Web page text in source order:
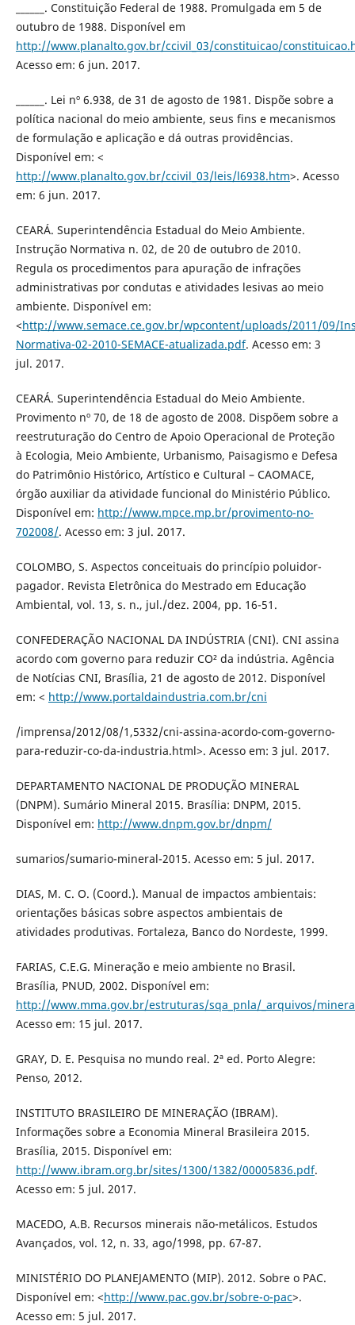
______. Constituição Federal de 1988. Promulgada em 5 de
outubro de 1988. Disponível em
http://www.planalto.gov.br/ccivil_03/constituicao/
Acesso em: 6 jun. 2017.
______. Lei nº 6.938, de 31 de agosto de 1981. Dispõe sobre a
política nacional do meio ambiente, seus fins e mecanismos
de formulação e aplicação e dá outras providências.
Disponível em: <
http://www.planalto.gov.br/ccivil_03/leis/l6938.htm>. Acesso
em: 6 jun. 2017.
CEARÁ. Superintendência Estadual do Meio Ambiente.
Instrução Normativa n. 02, de 20 de outubro de 2010.
Regula os procedimentos para apuração de infrações
administrativas por condutas e atividades lesivas ao meio
ambiente. Disponível em:
<http://www.semace.ce.gov.br/wpcontent/uploads/2011/09/
Normativa-02-2010-SEMACE-atualizada.pdf. Acesso em: 3
jul. 2017.
CEARÁ. Superintendência Estadual do Meio Ambiente.
Provimento nº 70, de 18 de agosto de 2008. Dispõem sobre a
reestruturação do Centro de Apoio Operacional de Proteção
à Ecologia, Meio Ambiente, Urbanismo, Paisagismo e Defesa
do Patrimônio Histórico, Artístico e Cultural – CAOMACE,
órgão auxiliar da atividade funcional do Ministério Público.
Disponível em: http://www.mpce.mp.br/provimento-no-
702008/. Acesso em: 3 jul. 2017.
COLOMBO, S. Aspectos conceituais do princípio poluidor-
pagador. Revista Eletrônica do Mestrado em Educação
Ambiental, vol. 13, s. n., jul./dez. 2004, pp. 16-51.
CONFEDERAÇÃO NACIONAL DA INDÚSTRIA (CNI). CNI assina
acordo com governo para reduzir CO² da indústria. Agência
de Notícias CNI, Brasília, 21 de agosto de 2012. Disponível
em: < http://www.portaldaindustria.com.br/cni
/imprensa/2012/08/1,5332/cni-assina-acordo-com-governo-
para-reduzir-co-da-industria.html>. Acesso em: 3 jul. 2017.
DEPARTAMENTO NACIONAL DE PRODUÇÃO MINERAL
(DNPM). Sumário Mineral 2015. Brasília: DNPM, 2015.
Disponível em: http://www.dnpm.gov.br/dnpm/
sumarios/sumario-mineral-2015. Acesso em: 5 jul. 2017.
DIAS, M. C. O. (Coord.). Manual de impactos ambientais:
orientações básicas sobre aspectos ambientais de
atividades produtivas. Fortaleza, Banco do Nordeste, 1999.
FARIAS, C.E.G. Mineração e meio ambiente no Brasil.
Brasília, PNUD, 2002. Disponível em:
http://www.mma.gov.br/estruturas/sqa_pnla/_arquivos/
Acesso em: 15 jul. 2017.
GRAY, D. E. Pesquisa no mundo real. 2ª ed. Porto Alegre:
Penso, 2012.
INSTITUTO BRASILEIRO DE MINERAÇÃO (IBRAM).
Informações sobre a Economia Mineral Brasileira 2015.
Brasília, 2015. Disponível em:
http://www.ibram.org.br/sites/1300/1382/00005836.pdf.
Acesso em: 5 jul. 2017.
MACEDO, A.B. Recursos minerais não-metálicos. Estudos
Avançados, vol. 12, n. 33, ago/1998, pp. 67-87.
MINISTÉRIO DO PLANEJAMENTO (MIP). 2012. Sobre o PAC.
Disponível em: <http://www.pac.gov.br/sobre-o-pac>.
Acesso em: 5 jul. 2017.